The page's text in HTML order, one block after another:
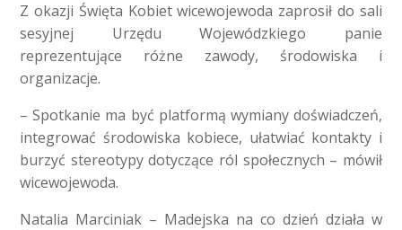
Z okazji Święta Kobiet wicewojewoda zaprosił do sali
sesyjnej Urzędu Wojewódzkiego panie
reprezentujące różne zawody, środowiska i
organizacje.
– Spotkanie ma być platformą wymiany doświadczeń,
integrować środowiska kobiece, ułatwiać kontakty i
burzyć stereotypy dotyczące ról społecznych – mówił
wicewojewoda.
Natalia Marciniak – Madejska na co dzień działa w